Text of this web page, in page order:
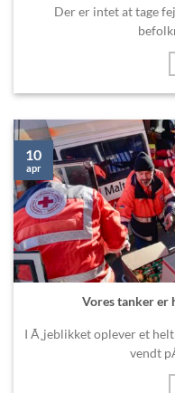
Der er intet at tage
Vores tanker er
I Ã¸jeblikket oplever et
vendt
10
apr